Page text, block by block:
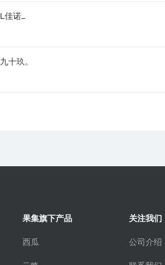
L佳诺_
九十玖。
果集旗下产品
西瓜
关注我们
公司介绍